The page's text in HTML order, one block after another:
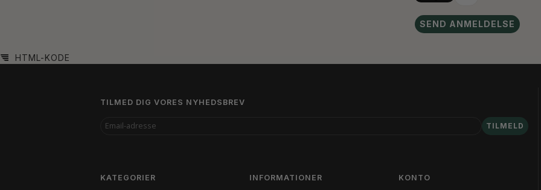
SEND ANMELDELSE
HTML-KODE
TILMED DIG VORES NYHEDSBREV
EMAIL-
ADRESSE
TILMELD
KATEGORIER INFORMATIONER KONTO